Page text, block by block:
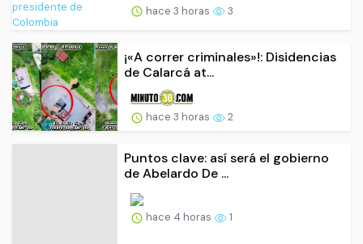
hace 3 horas 3
¡«A correr criminales»!: Disidencias
de Calarcá at...
hace 3 horas 2
Puntos clave: así será el gobierno
de Abelardo De ...
hace 4 horas 1